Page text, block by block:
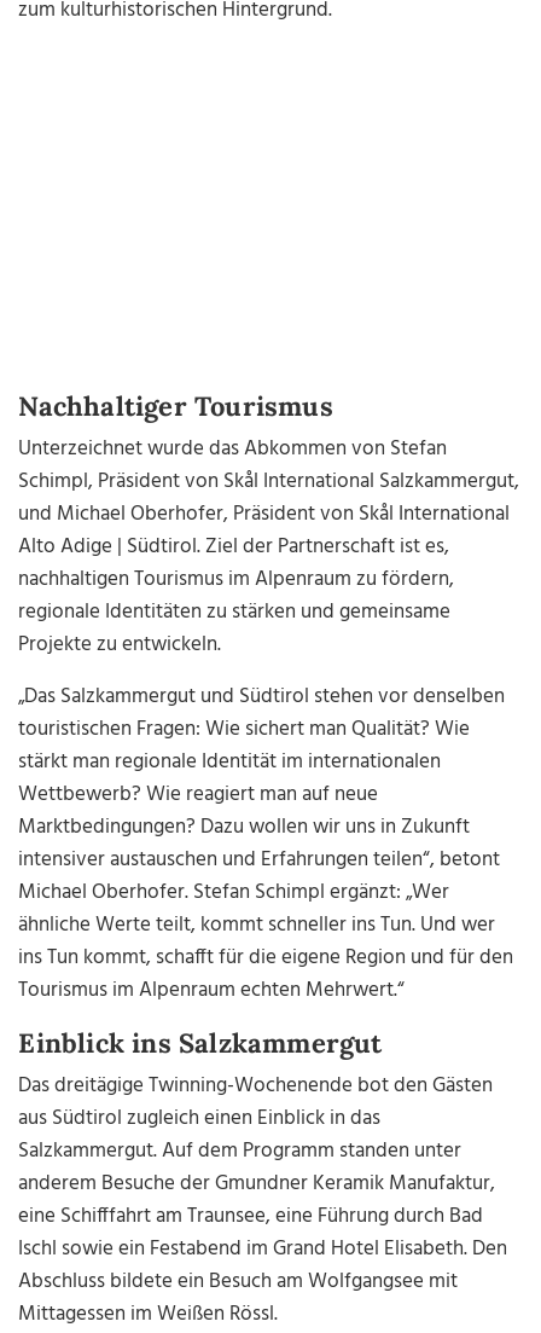
zum kulturhistorischen Hintergrund.
Nachhaltiger Tourismus
Unterzeichnet wurde das Abkommen von Stefan
Schimpl, Präsident von Skål International Salzkammergut,
und Michael Oberhofer, Präsident von Skål International
Alto Adige | Südtirol. Ziel der Partnerschaft ist es,
nachhaltigen Tourismus im Alpenraum zu fördern,
regionale Identitäten zu stärken und gemeinsame
Projekte zu entwickeln.
„Das Salzkammergut und Südtirol stehen vor denselben
touristischen Fragen: Wie sichert man Qualität? Wie
stärkt man regionale Identität im internationalen
Wettbewerb? Wie reagiert man auf neue
Marktbedingungen? Dazu wollen wir uns in Zukunft
intensiver austauschen und Erfahrungen teilen“, betont
Michael Oberhofer. Stefan Schimpl ergänzt: „Wer
ähnliche Werte teilt, kommt schneller ins Tun. Und wer
ins Tun kommt, schafft für die eigene Region und für den
Tourismus im Alpenraum echten Mehrwert.“
Einblick ins Salzkammergut
Das dreitägige Twinning-Wochenende bot den Gästen
aus Südtirol zugleich einen Einblick in das
Salzkammergut. Auf dem Programm standen unter
anderem Besuche der Gmundner Keramik Manufaktur,
eine Schifffahrt am Traunsee, eine Führung durch Bad
Ischl sowie ein Festabend im Grand Hotel Elisabeth. Den
Abschluss bildete ein Besuch am Wolfgangsee mit
Mittagessen im Weißen Rössl.